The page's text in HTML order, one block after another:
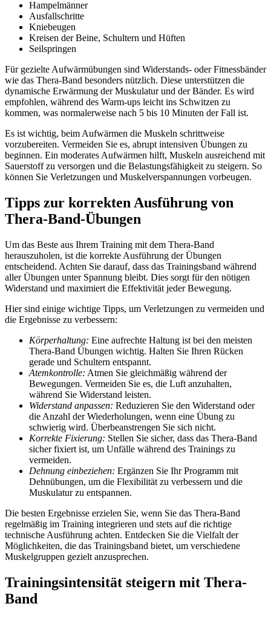
Hampelmänner
Ausfallschritte
Kniebeugen
Kreisen der Beine, Schultern und Hüften
Seilspringen
Für gezielte Aufwärmübungen sind Widerstands- oder Fitnessbänder
wie das Thera-Band besonders nützlich. Diese unterstützen die
dynamische Erwärmung der Muskulatur und der Bänder. Es wird
empfohlen, während des Warm-ups leicht ins Schwitzen zu
kommen, was normalerweise nach 5 bis 10 Minuten der Fall ist.
Es ist wichtig, beim Aufwärmen die Muskeln schrittweise
vorzubereiten. Vermeiden Sie es, abrupt intensiven Übungen zu
beginnen. Ein moderates Aufwärmen hilft, Muskeln ausreichend mit
Sauerstoff zu versorgen und die Belastungsfähigkeit zu steigern. So
können Sie Verletzungen und Muskelverspannungen vorbeugen.
Tipps zur korrekten Ausführung von
Thera-Band-Übungen
Um das Beste aus Ihrem Training mit dem Thera-Band
herauszuholen, ist die korrekte Ausführung der Übungen
entscheidend. Achten Sie darauf, dass das Trainingsband während
aller Übungen unter Spannung bleibt. Dies sorgt für den nötigen
Widerstand und maximiert die Effektivität jeder Bewegung.
Hier sind einige wichtige Tipps, um Verletzungen zu vermeiden und
die Ergebnisse zu verbessern:
Körperhaltung: Eine aufrechte Haltung ist bei den meisten
Thera-Band Übungen wichtig. Halten Sie Ihren Rücken
gerade und Schultern entspannt.
Atemkontrolle: Atmen Sie gleichmäßig während der
Bewegungen. Vermeiden Sie es, die Luft anzuhalten,
während Sie Widerstand leisten.
Widerstand anpassen: Reduzieren Sie den Widerstand oder
die Anzahl der Wiederholungen, wenn eine Übung zu
schwierig wird. Überbeanstrengen Sie sich nicht.
Korrekte Fixierung: Stellen Sie sicher, dass das Thera-Band
sicher fixiert ist, um Unfälle während des Trainings zu
vermeiden.
Dehnung einbeziehen: Ergänzen Sie Ihr Programm mit
Dehnübungen, um die Flexibilität zu verbessern und die
Muskulatur zu entspannen.
Die besten Ergebnisse erzielen Sie, wenn Sie das Thera-Band
regelmäßig im Training integrieren und stets auf die richtige
technische Ausführung achten. Entdecken Sie die Vielfalt der
Möglichkeiten, die das Trainingsband bietet, um verschiedene
Muskelgruppen gezielt anzusprechen.
Trainingsintensität steigern mit Thera-
Band